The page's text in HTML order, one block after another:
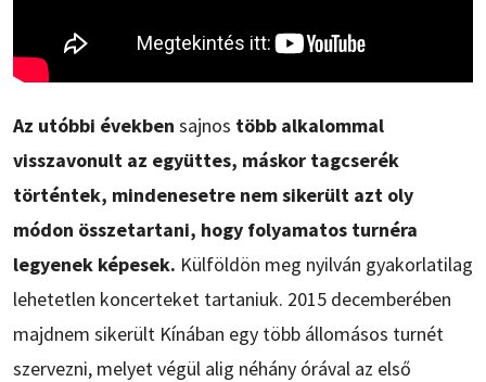
Az utóbbi években sajnos több alkalommal
visszavonult az együttes, máskor tagcserék
történtek, mindenesetre nem sikerült azt oly
módon összetartani, hogy folyamatos turnéra
legyenek képesek. Külföldön meg nyilván gyakorlatilag
lehetetlen koncerteket tartaniuk. 2015 decemberében
majdnem sikerült Kínában egy több állomásos turnét
szervezni, melyet végül alig néhány órával az első